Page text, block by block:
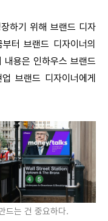
하기 위해 브랜드 디자
터 브랜드 디자이너의
용은 인하우스 브랜드
브랜드 디자이너에게
드는 건 중요하다.